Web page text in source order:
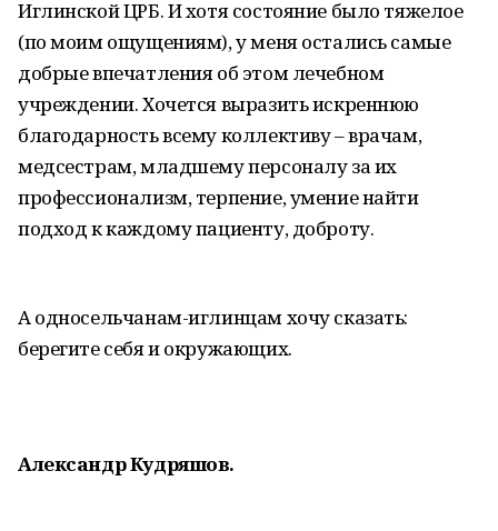
Иглинской ЦРБ. И хотя состояние было тяжелое
(по моим ощущениям), у меня остались самые
добрые впечатления об этом лечебном
учреждении. Хочется выразить искреннюю
благодарность всему коллективу – врачам,
медсестрам, младшему персоналу за их
профессионализм, терпение, умение найти
подход к каждому пациенту, доброту.
А односельчанам-иглинцам хочу сказать:
берегите себя и окружающих.
Александр Кудряшов.